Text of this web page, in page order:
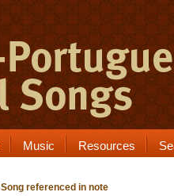
Music Resources
Song referenced in note